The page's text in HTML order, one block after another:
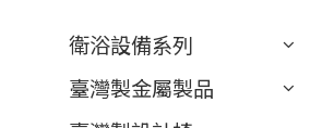
衛浴設備系列
臺灣製金屬製品